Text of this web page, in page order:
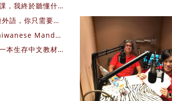
，我終於聽懂什麼
力
語，你只需要每
影片直接做給你
Mandar
(Engl
本生存中文教材：